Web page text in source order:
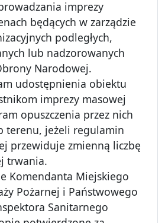
imprezy
będących w zarządzie
podległych,
lub nadzorowanych
Narodowej.
udostępnienia obiektu
imprezy masowej
opuszczenia przez nich
terenu, jeżeli regulamin
przewiduje zmienną liczbę
trwania.
Komendanta Miejskiego
Pożarnej i Państwowego
Sanitarnego